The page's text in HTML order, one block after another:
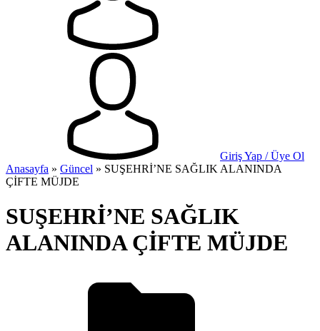
Giriş Yap / Üye Ol
Anasayfa » Güncel » SUŞEHRİ’NE SAĞLIK ALANINDA
ÇİFTE MÜJDE
SUŞEHRİ’NE SAĞLIK
ALANINDA ÇİFTE MÜJDE